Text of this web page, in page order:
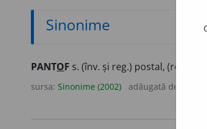
Sinonime
PANTOF s. (înv. și reg.) postal, (reg.)
sursa: Sinonime (2002) adăugată de